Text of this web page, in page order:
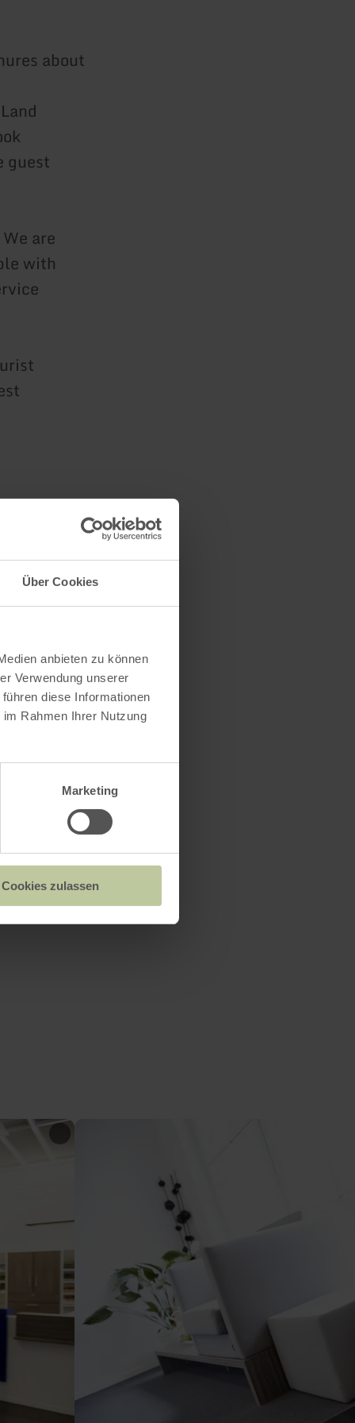
Über Cookies
anbieten zu können
Verwendung unserer
diese Informationen
Rahmen Ihrer Nutzung
Marketing
Cookies zulassen
about
guest
are
with